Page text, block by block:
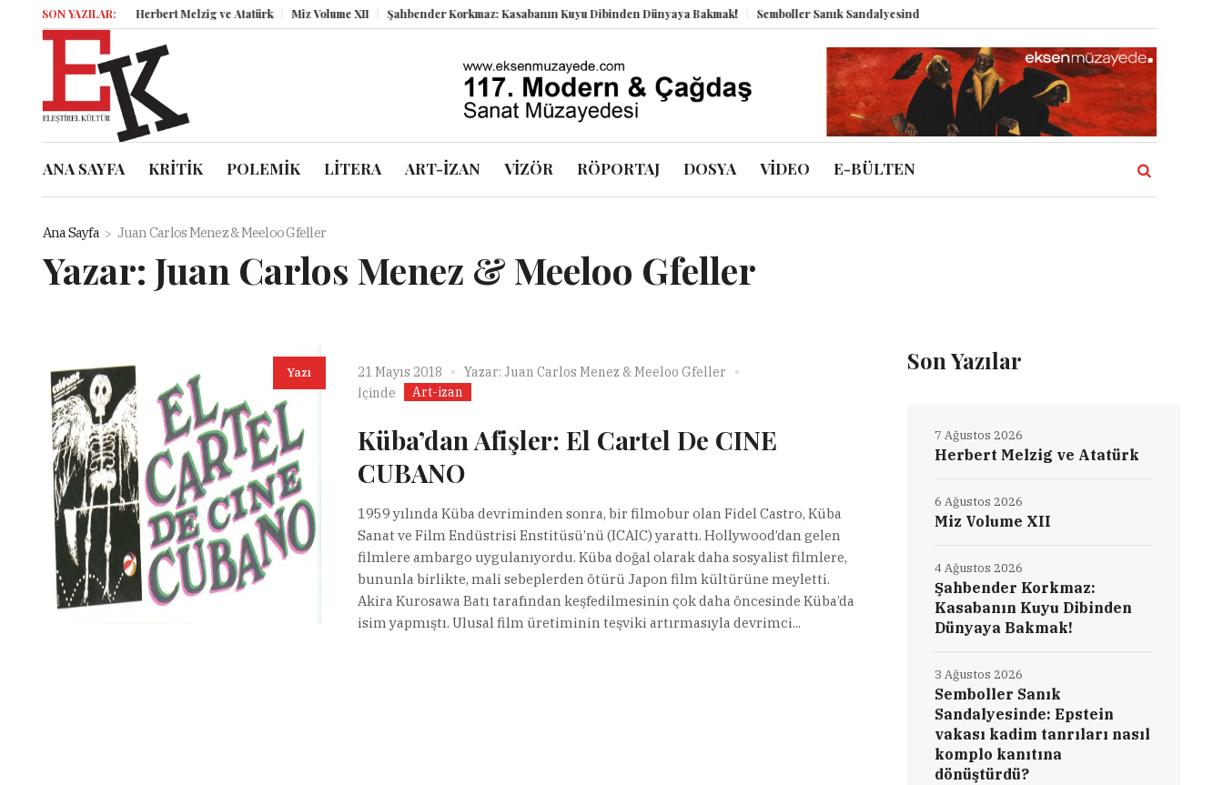
SON YAZILAR:Herbert Melzig ve Atatürk Miz Volume XII Şahbender Korkmaz: Kasabanın Kuyu Dibinden Dünyaya Bakmak! Semboller Sanık Sandalyesinde: Epstein vakası kadim tanrıları nasıl komplo kanıtına
ANA SAYFA KRİTİK POLEMİK LİTERA ART-İZAN VİZÖR RÖPORTAJ DOSYA VİDEO E-BÜLTEN
Ana Sayfa Juan Carlos Menez & Meeloo Gfeller
Yazar: Juan Carlos Menez & Meeloo Gfeller
Yazı 21 Mayıs 2018 Yazar: Juan Carlos Menez & Meeloo Gfeller
İçinde
Art-izan
Küba’dan Afişler: El Cartel De CINE
CUBANO
1959 yılında Küba devriminden sonra, bir filmobur olan Fidel Castro, Küba
Sanat ve Film Endüstrisi Enstitüsü’nü (ICAIC) yarattı. Hollywood’dan gelen
filmlere ambargo uygulanıyordu. Küba doğal olarak daha sosyalist filmlere,
bununla birlikte, mali sebeplerden ötürü Japon film kültürüne meyletti.
Akira Kurosawa Batı tarafından keşfedilmesinin çok daha öncesinde Küba’da
isim yapmıştı. Ulusal film üretiminin teşviki artırmasıyla devrimci...
Son Yazılar
Herbert Melzig ve Atatürk
7 Ağustos 2026
Miz Volume XII
6 Ağustos 2026
Şahbender Korkmaz:
Kasabanın Kuyu Dibinden
Dünyaya Bakmak!
4 Ağustos 2026
Semboller Sanık
Sandalyesinde: Epstein
vakası kadim tanrıları nasıl
komplo kanıtına
dönüştürdü?
3 Ağustos 2026